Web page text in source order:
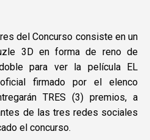
del Concurso consiste en un
3D en forma de reno de
para ver la película EL
firmado por el elenco
TRES (3) premios, a
de las tres redes sociales
el concurso.